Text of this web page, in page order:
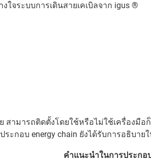
ใจระบบการเดินสายเคเบิลจาก igus ®
สามารถติดตั้งโดยใช้หรือไม่ใช้เครื่อง
ะกอบ energy chain ยังได้รับการอธิบาย
คำแนะนำในการประกอ